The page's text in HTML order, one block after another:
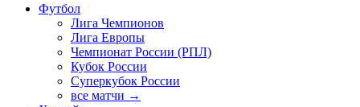
Футбол
Лига Чемпионов
Лига Европы
Чемпионат России (РПЛ)
Кубок России
Суперкубок России
все матчи →